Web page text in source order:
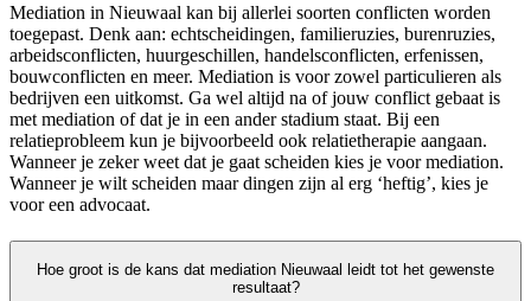
Mediation in Nieuwaal kan bij allerlei soorten conflicten worden
toegepast. Denk aan: echtscheidingen, familieruzies, burenruzies,
arbeidsconflicten, huurgeschillen, handelsconflicten, erfenissen,
bouwconflicten en meer. Mediation is voor zowel particulieren als
bedrijven een uitkomst. Ga wel altijd na of jouw conflict gebaat is
met mediation of dat je in een ander stadium staat. Bij een
relatieprobleem kun je bijvoorbeeld ook relatietherapie aangaan.
Wanneer je zeker weet dat je gaat scheiden kies je voor mediation.
Wanneer je wilt scheiden maar dingen zijn al erg ‘heftig’, kies je
voor een advocaat.
Hoe groot is de kans dat mediation Nieuwaal leidt tot het gewenste
resultaat?